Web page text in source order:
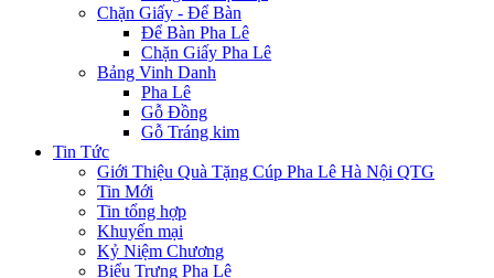
Chặn Giấy - Để Bàn
Để Bàn Pha Lê
Chặn Giấy Pha Lê
Bảng Vinh Danh
Pha Lê
Gỗ Đồng
Gỗ Tráng kim
Tin Tức
Giới Thiệu Quà Tặng Cúp Pha Lê Hà Nội QTG
Tin Mới
Tin tổng hợp
Khuyến mại
Kỷ Niệm Chương
Biểu Trưng Pha Lê